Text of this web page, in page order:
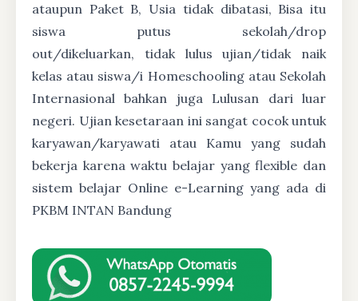
ataupun Paket B, Usia tidak dibatasi, Bisa itu
siswa putus sekolah/drop
out/dikeluarkan, tidak lulus ujian/tidak naik
kelas atau siswa/i Homeschooling atau Sekolah
Internasional bahkan juga Lulusan dari luar
negeri. Ujian kesetaraan ini sangat cocok untuk
karyawan/karyawati atau Kamu yang sudah
bekerja karena waktu belajar yang flexible dan
sistem belajar Online e-Learning yang ada di
PKBM INTAN Bandung